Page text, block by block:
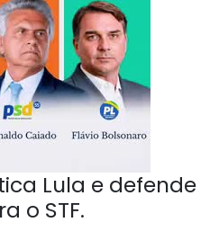
Lula e defende
o STF.